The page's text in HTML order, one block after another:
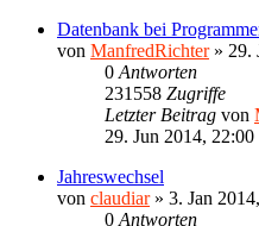
Datenbank bei
von ManfredRichter» 29.
0 Antworten
231558 Zugriffe
Letzter Beitrag von
29. Jun 2014, 22:00
Jahreswechsel
von claudiar» 3. Jan
0 Antworten